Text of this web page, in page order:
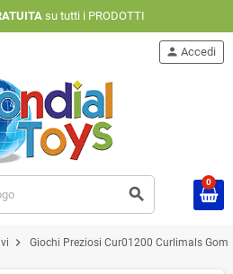
su tutti i PRODOTTI
search
person Accedi
0
chevron_right Giochi Preziosi Cur01200 Curlimals